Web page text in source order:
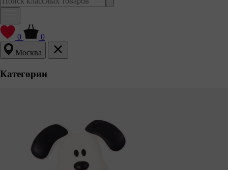
0
0
Москва
Категории